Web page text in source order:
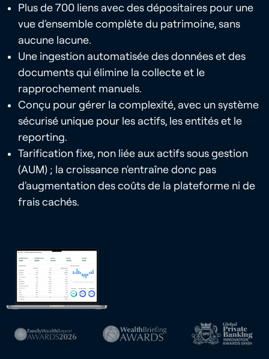
Plus de 700 liens avec des dépositaires pour une
vue d'ensemble complète du patrimoine, sans
aucune lacune.
Une ingestion automatisée des données et des
documents qui élimine la collecte et le
rapprochement manuels.
Conçu pour gérer la complexité, avec un système
sécurisé unique pour les actifs, les entités et le
reporting.
Tarification fixe, non liée aux actifs sous gestion
(AUM) ; la croissance n'entraîne donc pas
d'augmentation des coûts de la plateforme ni de
frais cachés.